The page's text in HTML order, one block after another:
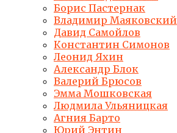
Борис Пастернак
Владимир Маяковский
Давид Самойлов
Константин Симонов
Леонид Яхин
Александр Блок
Валерий Брюсов
Эмма Мошковская
Людмила Ульяницкая
Агния Барто
Юрий Энтин